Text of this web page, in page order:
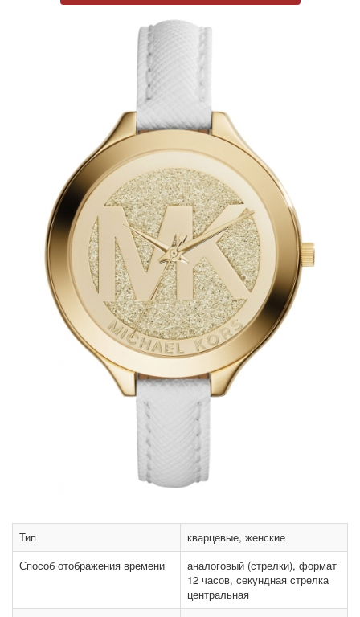
Тип
кварцевые, женские
Способ отображения времени
аналоговый (стрелки), формат
12 часов, секундная стрелка
центральная